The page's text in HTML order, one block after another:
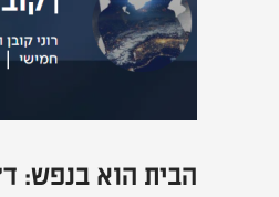
הבית הוא בנפש: